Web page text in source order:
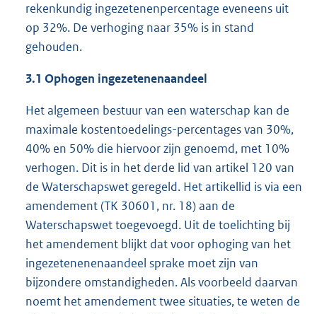
rekenkundig ingezetenenpercentage eveneens uit
op 32%. De verhoging naar 35% is in stand
gehouden.
3.1 Ophogen ingezetenenaandeel
Het algemeen bestuur van een waterschap kan de
maximale kostentoedelings-percentages van 30%,
40% en 50% die hiervoor zijn genoemd, met 10%
verhogen. Dit is in het derde lid van artikel 120 van
de Waterschapswet geregeld. Het artikellid is via een
amendement (TK 30601, nr. 18) aan de
Waterschapswet toegevoegd. Uit de toelichting bij
het amendement blijkt dat voor ophoging van het
ingezetenenenaandeel sprake moet zijn van
bijzondere omstandigheden. Als voorbeeld daarvan
noemt het amendement twee situaties, te weten de